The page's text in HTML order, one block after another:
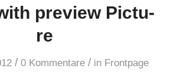
pre­view Pic­tu­
re
/ 0 Kommentare / in Frontpage